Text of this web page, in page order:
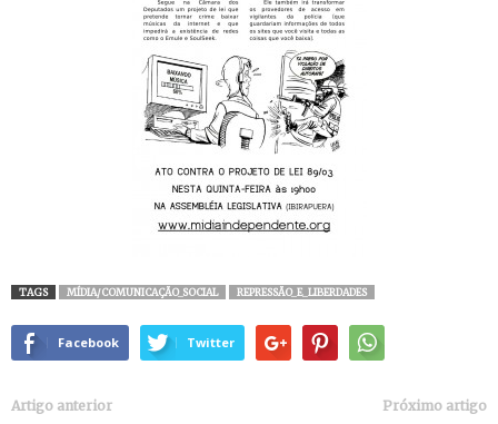
TAGS MÍDIA/COMUNICAÇÃO_SOCIAL REPRESSÃO_E_LIBERDADES
Facebook Twitter
Artigo anterior Próximo artigo